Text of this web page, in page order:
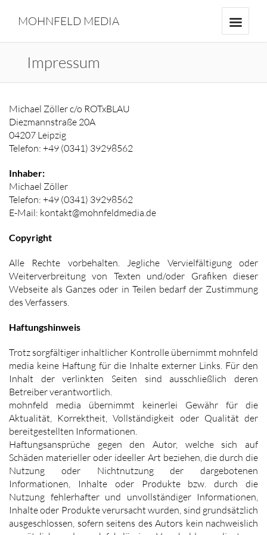
MOHNFELD MEDIA
Impressum
Michael Zöller c/o ROTxBLAU
Diezmannstraße 20A
04207 Leipzig
Telefon: +49 (0341) 39298562
Inhaber:
Michael Zöller
Telefon: +49 (0341) 39298562
E-Mail: kontakt@mohnfeldmedia.de
Copyright
Alle Rechte vorbehalten. Jegliche Vervielfältigung oder
Weiterverbreitung von Texten und/oder Grafiken dieser
Webseite als Ganzes oder in Teilen bedarf der Zustimmung
des Verfassers.
Haftungshinweis
Trotz sorgfältiger inhaltlicher Kontrolle übernimmt mohnfeld
media keine Haftung für die Inhalte externer Links. Für den
Inhalt der verlinkten Seiten sind ausschließlich deren
Betreiber verantwortlich.
mohnfeld media übernimmt keinerlei Gewähr für die
Aktualität, Korrektheit, Vollständigkeit oder Qualität der
bereitgestellten Informationen.
Haftungsansprüche gegen den Autor, welche sich auf
Schäden materieller oder ideeller Art beziehen, die durch die
Nutzung oder Nichtnutzung der dargebotenen
Informationen, Inhalte oder Produkte bzw. durch die
Nutzung fehlerhafter und unvollständiger Informationen,
Inhalte oder Produkte verursacht wurden, sind grundsätzlich
ausgeschlossen, sofern seitens des Autors kein nachweislich